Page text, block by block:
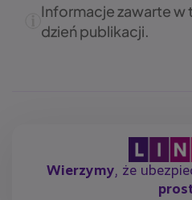
Informacje zawarte w
dzień publikacji.
Wierzymy, że